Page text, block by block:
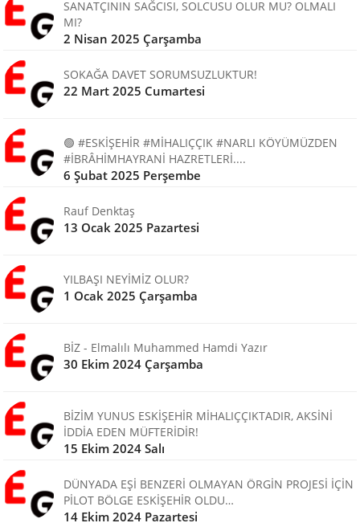
SANATÇININ SAĞCISI, SOLCUSU OLUR MU? OLMALI
MI?
2 Nisan 2025 Çarşamba
SOKAĞA DAVET SORUMSUZLUKTUR!
22 Mart 2025 Cumartesi
🟢 #ESKİŞEHİR #MİHALIÇÇIK #NARLI KÖYÜMÜZDEN
#İBRÂHİMHAYRANİ HAZRETLERİ....
6 Şubat 2025 Perşembe
Rauf Denktaş
13 Ocak 2025 Pazartesi
YILBAŞI NEYİMİZ OLUR?
1 Ocak 2025 Çarşamba
BİZ - Elmalılı Muhammed Hamdi Yazır
30 Ekim 2024 Çarşamba
BİZİM YUNUS ESKİŞEHİR MİHALIÇÇIKTADIR, AKSİNİ
İDDİA EDEN MÜFTERİDİR!
15 Ekim 2024 Salı
DÜNYADA EŞİ BENZERİ OLMAYAN ÖRGİN PROJESİ İÇİN
PİLOT BÖLGE ESKİŞEHİR OLDU…
14 Ekim 2024 Pazartesi